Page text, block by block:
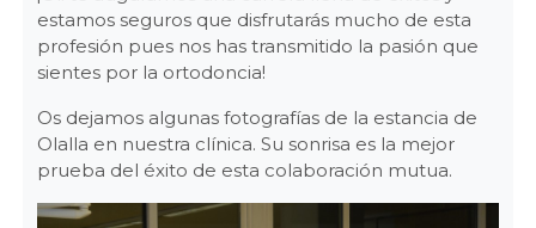
estamos seguros que disfrutarás mucho de esta
profesión pues nos has transmitido la pasión que
sientes por la ortodoncia!
Os dejamos algunas fotografías de la estancia de
Olalla en nuestra clínica. Su sonrisa es la mejor
prueba del éxito de esta colaboración mutua.